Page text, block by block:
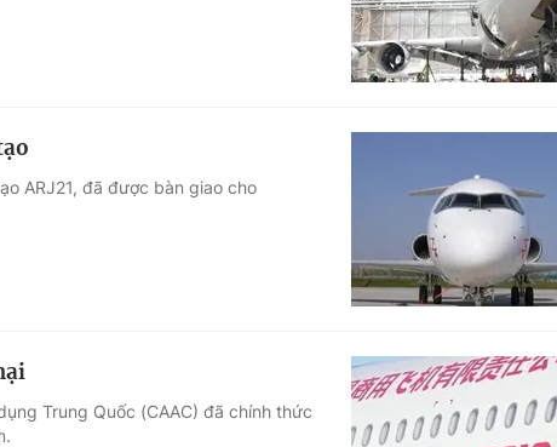
ARJ21, đã được bàn giao cho
Trung Quốc (CAAC) đã chính thức